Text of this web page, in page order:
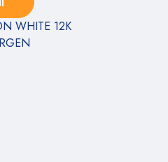
WHITE 12K